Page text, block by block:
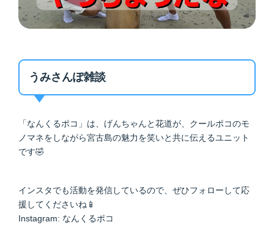
うみさんぽ雑談
「なんくるポコ」は、げんちゃんと花道が、クールポコのモ
ノマネをしながら宮古島の魅力を笑いと共に伝えるユニット
です🤣
インスタでも活動を発信しているので、ぜひフォローして応
援してくださいね📱
Instagram: なんくるポコ